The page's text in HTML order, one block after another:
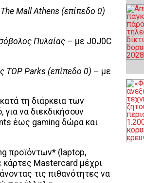
Mall Athens (επίπεδο 0)
Πυλαίας – με J0J0C
TOP Parks (επίπεδο 0) – με
τη διάρκεια των
να διεκδικήσουν
έως gaming δώρα και
προϊόντων* (laptop,
Mastercard μέχρι
τις πιθανότητες να